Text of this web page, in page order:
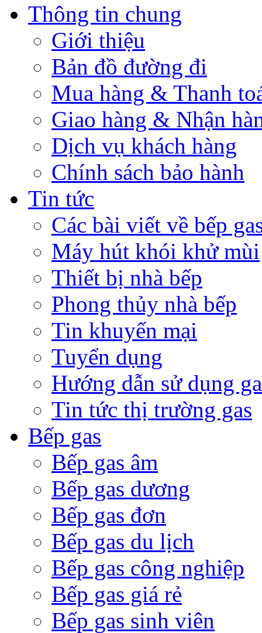
Thông tin chung
Giới thiệu
Bản đồ đường đi
Mua hàng & Thanh
Giao hàng & Nhận
Dịch vụ khách hàng
Chính sách bảo hành
Tin tức
Các bài viết về bếp
Máy hút khói khử mùi
Thiết bị nhà bếp
Phong thủy nhà bếp
Tin khuyến mại
Tuyển dụng
Hướng dẫn sử dụng
Tin tức thị trường gas
Bếp gas
Bếp gas âm
Bếp gas dương
Bếp gas đơn
Bếp gas du lịch
Bếp gas công nghiệp
Bếp gas giá rẻ
Bếp gas sinh viên